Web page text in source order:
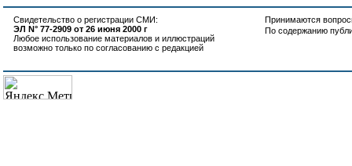
Свидетельство о регистрации СМИ:
ЭЛ N° 77-2909 от 26 июня 2000 г
Любое использование материалов и иллюстраций
возможно только по согласованию с редакцией
Принимаются
По содержанию